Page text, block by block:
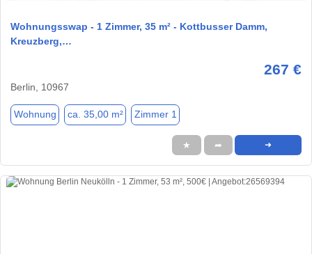
Wohnungsswap - 1 Zimmer, 35 m² - Kottbusser Damm,
Kreuzberg,…
267 €
Berlin, 10967
Wohnung ca. 35,00 m² Zimmer 1
★ ➦ ➜